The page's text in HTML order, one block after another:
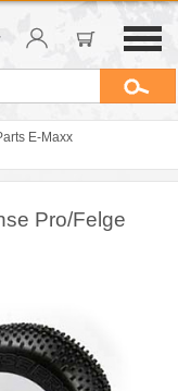
E-Maxx
Pro/Felge